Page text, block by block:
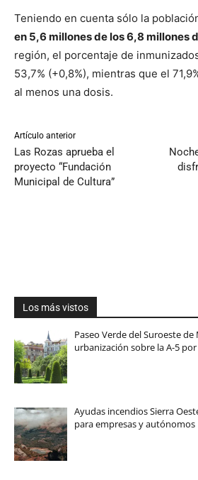
Teniendo en cuenta sólo la
en 5,6 millones de los 6,8 millones
región, el porcentaje de
53,7% (+0,8%), mientras que el
al menos una dosis.
Artículo anterior
Las Rozas aprueba el
proyecto “Fundación
Municipal de Cultura”
Los más vistos
Paseo Verde del Suroeste
urbanización sobre la A-5
Ayudas incendios Sierra
para empresas y autónomos